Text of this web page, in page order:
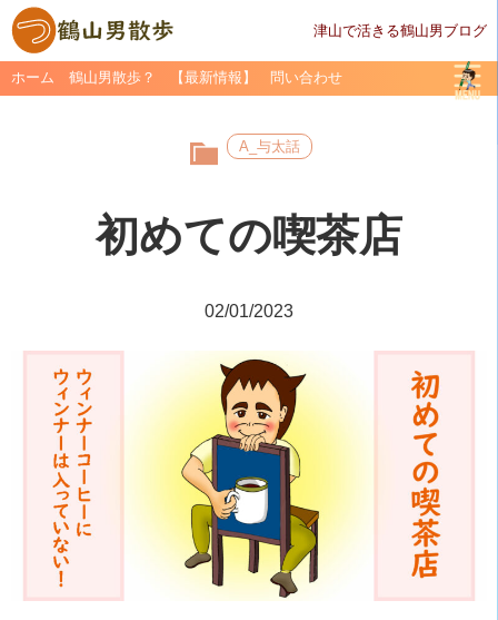
津山で活きる鶴山男ブログ
ホーム 鶴山男散歩？ 【最新情報】 問い合わせ
A_与太話
初めての喫茶店
02/01/2023